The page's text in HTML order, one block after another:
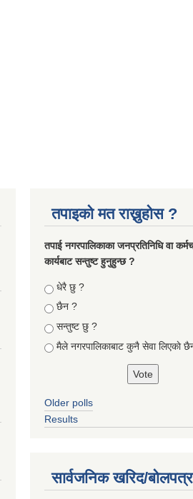
तपाइको मत राख्नुहोस ?
तपा‌ई नगरपालिकाका जनप्रतिनिधि वा
कार्यबाट सन्तुष्ट हुनुहुन्छ ?
Choices
धेरै छु ?
छैन ?
सन्तुष्ट छु ?
मैले नगरपालिकाबाट कुनै सेवा लिएकाे
Older polls
Results
सार्वजनिक खरिद/